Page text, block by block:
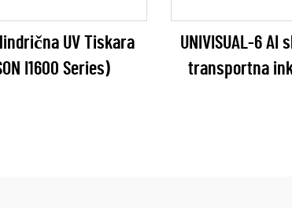
UV Tiskara
I1600 Series)
UNIVISUAL-6 AI
transportna